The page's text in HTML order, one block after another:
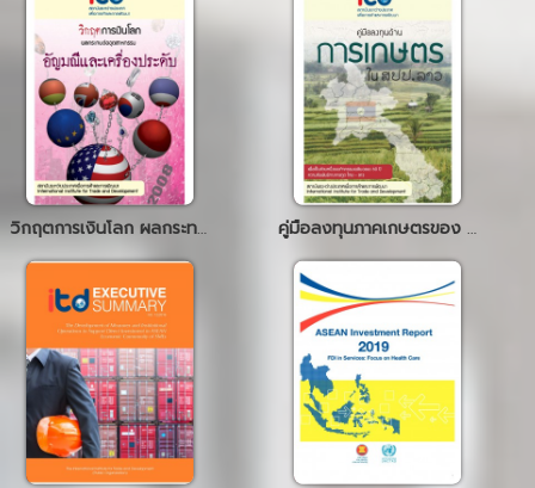
วิกฤตการเงินโลก ผลกระทบต่ออุตสาหกรรมอัญมณีและเครื่องประดับ คู่มือลงทุนภาคเกษตรของ สปป.ลาว